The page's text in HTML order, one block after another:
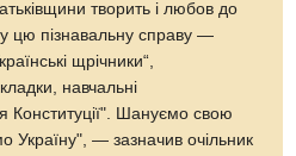
творить і любов до
цю пізнавальну справу —
щрічники“,
навчальні
Конституції". Шануємо свою
Україну", — зазначив очільник